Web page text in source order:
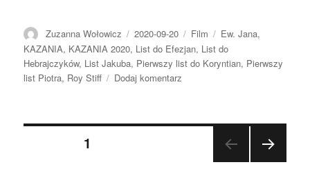
Autor
Zuzanna Wołowicz
Data
publikacji
2020-09-20 Format
Film Kategorie
Ew. Jana,
KAZANIA, KAZANIA 2020, List do Efezjan, List do
Hebrajczyków, List Jakuba, Pierwszy list do Koryntian, Pierwszy
list Piotra, Roy Stiff Dodaj komentarz
Roy
Nawigacja
STRONA1